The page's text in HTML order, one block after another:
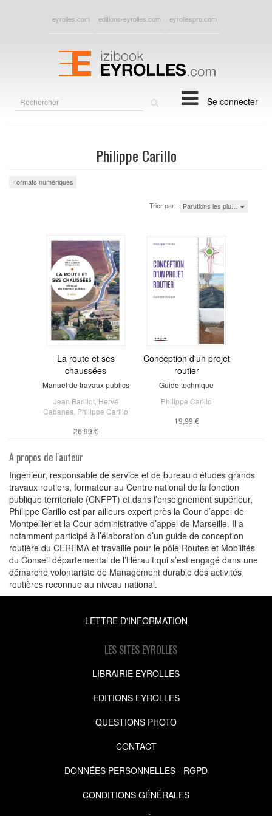
eyrolles.com editions-eyrolles.com eyrollespro.com
Se connecter
Philippe Carillo
Formats numériques
Trier par : Parutions les plu…
La route et ses
chaussées
Manuel de travaux publics
Jean Barillot, Hervé
Cabanes Philippe Carillo
26,99 €
Conception d'un projet
routier
Guide technique
Philippe Carillo
19,99 €
A propos de l'auteur
Ingénieur, responsable de service et de bureau d’études grands
travaux routiers, formateur au Centre national de la fonction
publique territoriale (CNFPT) et dans l’enseignement supérieur,
Philippe Carillo est par ailleurs expert près la Cour d’appel de
Montpellier et la Cour administrative d’appel de Marseille. Il a
notamment participé à l’élaboration d’un guide de conception
routière du CEREMA et travaille pour le pôle Routes et Mobilités
du Conseil départemental de l’Hérault qui s’est engagé dans une
démarche volontariste de Management durable des activités
routières reconnue au niveau national.
LETTRE D'INFORMATION
LES SITES EYROLLES
LIBRAIRIE EYROLLES
EDITIONS EYROLLES
QUESTIONS PHOTO
CONTACT
DONNÉES PERSONNELLES - RGPD
CONDITIONS GÉNÉRALES